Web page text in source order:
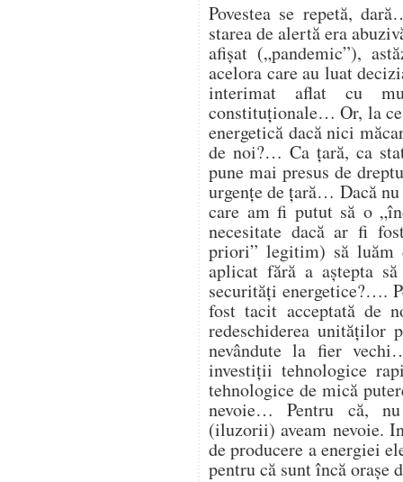
Povestea se repetă,
starea de alertă era
afișat („pandemic”),
acelora care au luat
interimat aflat cu
constituționale… Or, la
energetică dacă nici
de noi?… Ca țară, ca
pune mai presus de
urgențe de țară… Dacă
care am fi putut să o
necesitate dacă ar fi
priori” legitim) să luăm
aplicat fără a aștepta
securități energetice?….
fost tacit acceptată de
redeschiderea unităților
nevândute la fier
investiții tehnologice
tehnologice de mică
nevoie… Pentru că,
(iluzorii) aveam nevoie.
de producere a energiei
pentru că sunt încă orașe